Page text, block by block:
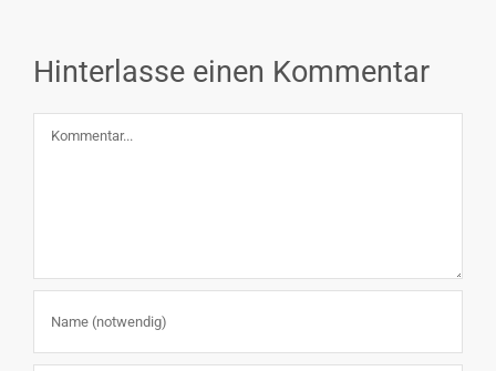
Hinterlasse einen Kommentar
Kommentar